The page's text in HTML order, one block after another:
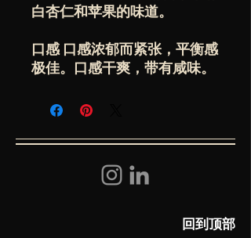
白杏仁和苹果的味道。
口感 口感浓郁而紧张，平衡感
极佳。口感干爽，带有咸味。
回到顶部